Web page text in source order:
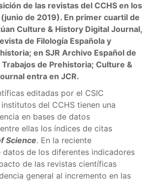
de las revistas del CCHS en los
de 2019). En primer cuartil de
Culture & History Digital Journal,
de Filología Española y
en SJR Archivo Español de
de Prehistoria; Culture &
entra en JCR.
editadas por el CSIC
del CCHS tienen una
en bases de datos
ellas los índices de citas
Science. En la reciente
datos de los diferentes indicadores
de las revistas científicas
general al incremento en las